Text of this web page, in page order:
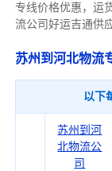
专线价格优惠，运
流公司好运吉通供
苏州到河北物流
以下
苏州到河
北物流公
司